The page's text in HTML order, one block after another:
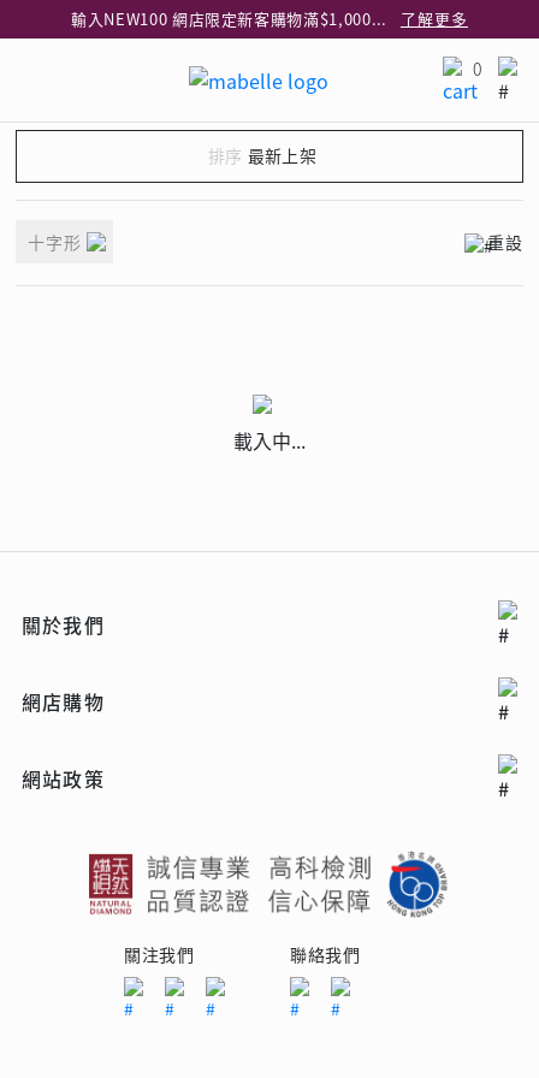
輸入NEW100 網店限定新客購物滿$1,000減$100
了解更多
指定純銀動物耳環2件享7折
網店限定 買鑽石吊墜享HK$300加購925純銀項鍊 了解更多
網店購物即享免費送貨服務
了解更多
0
最新上架
十字形 重設
載入中...
關於我們
網店購物
網站政策
關注我們 聯絡我們